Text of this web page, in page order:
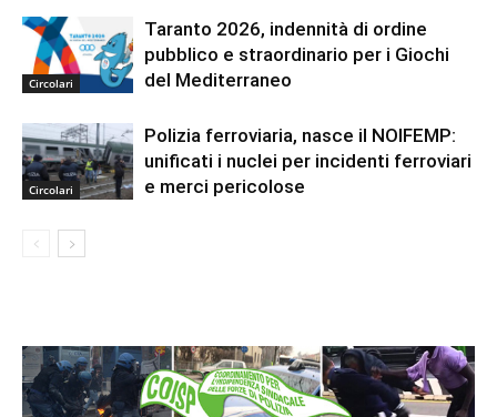
Circolari
Taranto 2026, indennità di ordine
pubblico e straordinario per i Giochi
del Mediterraneo
Circolari
Polizia ferroviaria, nasce il NOIFEMP:
unificati i nuclei per incidenti ferroviari
e merci pericolose